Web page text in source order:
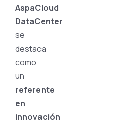
AspaCloud
DataCenter
se
destaca
como
un
referente
en
innovación